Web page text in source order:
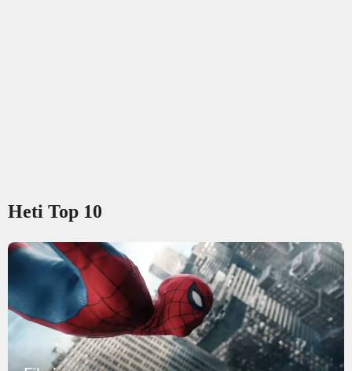
Heti Top 10